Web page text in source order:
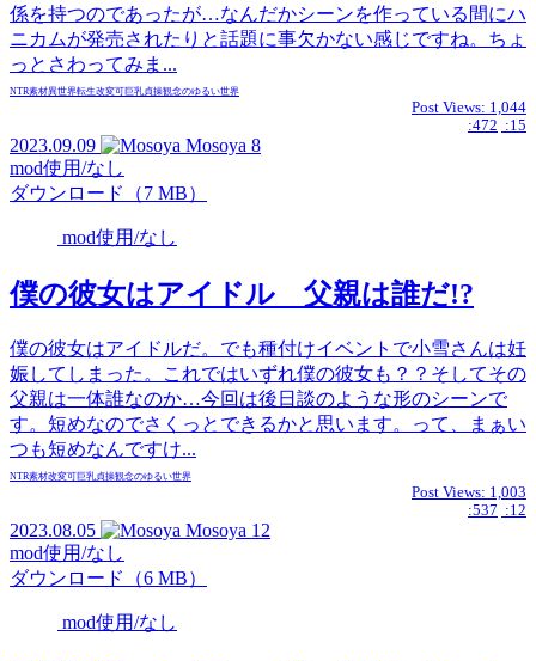
係を持つのであったが…なんだかシーンを作っている間にハ
ニカムが発売されたりと話題に事欠かない感じですね。ちょ
っとさわってみま...
NTR素材異世界転生改変可巨乳貞操観念のゆるい世界
Post Views: 1,044
:472 :15
2023.09.09 Mosoya 8
mod使用/なし
ダウンロード（7 MB）
mod使用/なし
僕の彼女はアイドル 父親は誰だ!?
僕の彼女はアイドルだ。でも種付けイベントで小雪さんは妊
娠してしまった。これではいずれ僕の彼女も？？そしてその
父親は一体誰なのか…今回は後日談のような形のシーンで
す。短めなのでさくっとできるかと思います。って、まぁい
つも短めなんですけ...
NTR素材改変可巨乳貞操観念のゆるい世界
Post Views: 1,003
:537 :12
2023.08.05 Mosoya 12
mod使用/なし
ダウンロード（6 MB）
mod使用/なし